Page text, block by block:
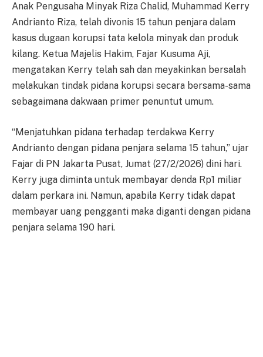
Anak Pengusaha Minyak Riza Chalid, Muhammad Kerry
Andrianto Riza, telah divonis 15 tahun penjara dalam
kasus dugaan korupsi tata kelola minyak dan produk
kilang. Ketua Majelis Hakim, Fajar Kusuma Aji,
mengatakan Kerry telah sah dan meyakinkan bersalah
melakukan tindak pidana korupsi secara bersama-sama
sebagaimana dakwaan primer penuntut umum.
“Menjatuhkan pidana terhadap terdakwa Kerry
Andrianto dengan pidana penjara selama 15 tahun,” ujar
Fajar di PN Jakarta Pusat, Jumat (27/2/2026) dini hari.
Kerry juga diminta untuk membayar denda Rp1 miliar
dalam perkara ini. Namun, apabila Kerry tidak dapat
membayar uang pengganti maka diganti dengan pidana
penjara selama 190 hari.